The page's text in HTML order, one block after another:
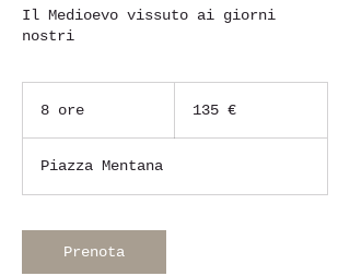
Il Medioevo vissuto ai giorni
nostri
8 ore
e
135 €
Piazza Mentana
Prenota